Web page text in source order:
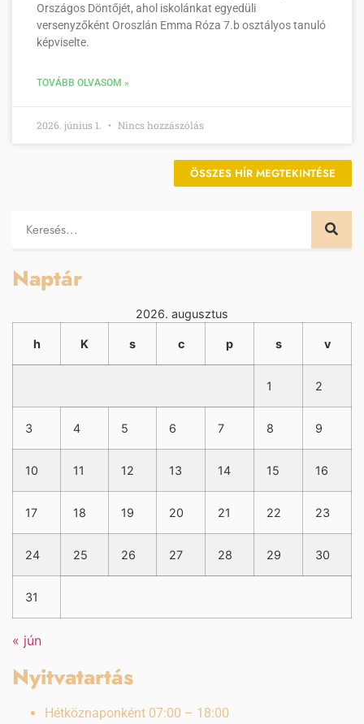
Országos Döntőjét, ahol iskolánkat egyedüli
versenyzőként Oroszlán Emma Róza 7.b osztályos tanuló
képviselte.
TOVÁBB OLVASOM »
2026. június 1. Nincs hozzászólás
ÖSSZES HÍR MEGTEKINTÉSE
Naptár
2026. augusztus
h K s c p s v
1 2
3 4 5 6 7 8 9
10 11 12 13 14 15 16
17 18 19 20 21 22 23
24 25 26 27 28 29 30
31
« jún
Nyitvatartás
Hétköznaponként 07:00 – 18:00